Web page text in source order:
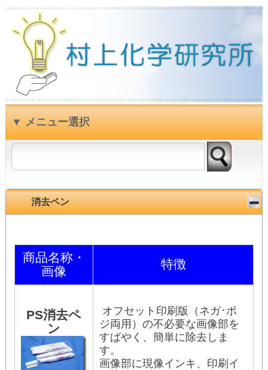
消去ペン
商品名称・
画像
特徴
PS消去ペ
ン
オフセット印刷版（ネガ･ポ
ジ両用）の不必要な画像部を
すばやく、簡単に除去しま
す。
画像部に現像インキ、印刷イ